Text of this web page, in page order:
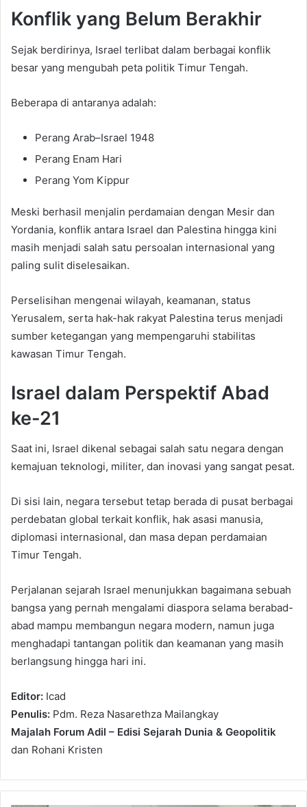
Konflik yang Belum Berakhir
Sejak berdirinya, Israel terlibat dalam berbagai konflik
besar yang mengubah peta politik Timur Tengah.
Beberapa di antaranya adalah:
Perang Arab–Israel 1948
Perang Enam Hari
Perang Yom Kippur
Meski berhasil menjalin perdamaian dengan Mesir dan
Yordania, konflik antara Israel dan Palestina hingga kini
masih menjadi salah satu persoalan internasional yang
paling sulit diselesaikan.
Perselisihan mengenai wilayah, keamanan, status
Yerusalem, serta hak-hak rakyat Palestina terus menjadi
sumber ketegangan yang mempengaruhi stabilitas
kawasan Timur Tengah.
Israel dalam Perspektif Abad
ke-21
Saat ini, Israel dikenal sebagai salah satu negara dengan
kemajuan teknologi, militer, dan inovasi yang sangat pesat.
Di sisi lain, negara tersebut tetap berada di pusat berbagai
perdebatan global terkait konflik, hak asasi manusia,
diplomasi internasional, dan masa depan perdamaian
Timur Tengah.
Perjalanan sejarah Israel menunjukkan bagaimana sebuah
bangsa yang pernah mengalami diaspora selama berabad-
abad mampu membangun negara modern, namun juga
menghadapi tantangan politik dan keamanan yang masih
berlangsung hingga hari ini.
Editor: Icad
Penulis: Pdm. Reza Nasarethza Mailangkay
Majalah Forum Adil – Edisi Sejarah Dunia & Geopolitik
dan Rohani Kristen